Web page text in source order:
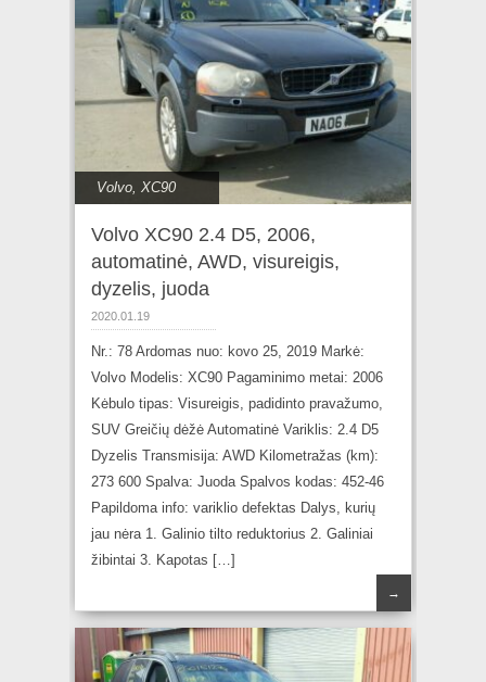
Volvo, XC90
Volvo XC90 2.4 D5, 2006,
automatinė, AWD, visureigis,
dyzelis, juoda
2020.01.19
Nr.: 78 Ardomas nuo: kovo 25, 2019 Markė:
Volvo Modelis: XC90 Pagaminimo metai: 2006
Kėbulo tipas: Visureigis, padidinto pravažumo,
SUV Greičių dėžė Automatinė Variklis: 2.4 D5
Dyzelis Transmisija: AWD Kilometražas (km):
273 600 Spalva: Juoda Spalvos kodas: 452-46
Papildoma info: variklio defektas Dalys, kurių
jau nėra 1. Galinio tilto reduktorius 2. Galiniai
žibintai 3. Kapotas […]
→